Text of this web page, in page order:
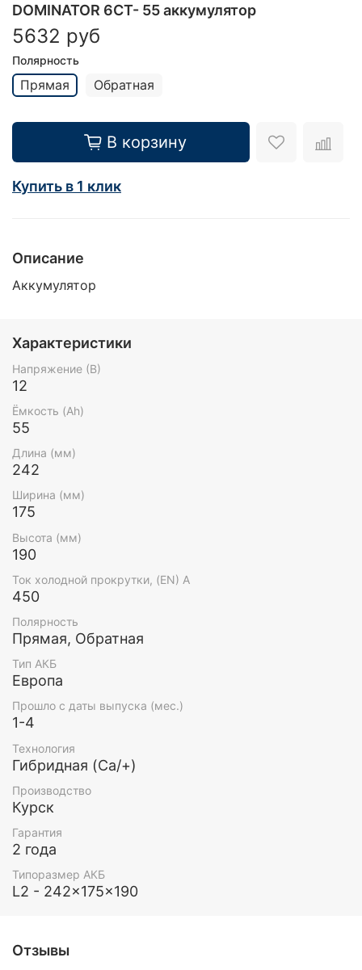
DOMINATOR 6СТ- 55 аккумулятор
5632 руб
Полярность
Прямая Обратная
В корзину
Купить в 1 клик
Описание
Аккумулятор
Характеристики
Напряжение (В)
12
Ёмкость (Ah)
55
Длина (мм)
242
Ширина (мм)
175
Высота (мм)
190
Ток холодной прокрутки, (EN) А
450
Полярность
Прямая, Обратная
Тип АКБ
Европа
Прошло с даты выпуска (мес.)
1-4
Технология
Гибридная (Ca/+)
Производство
Курск
Гарантия
2 года
Типоразмер АКБ
L2 - 242x175x190
Отзывы